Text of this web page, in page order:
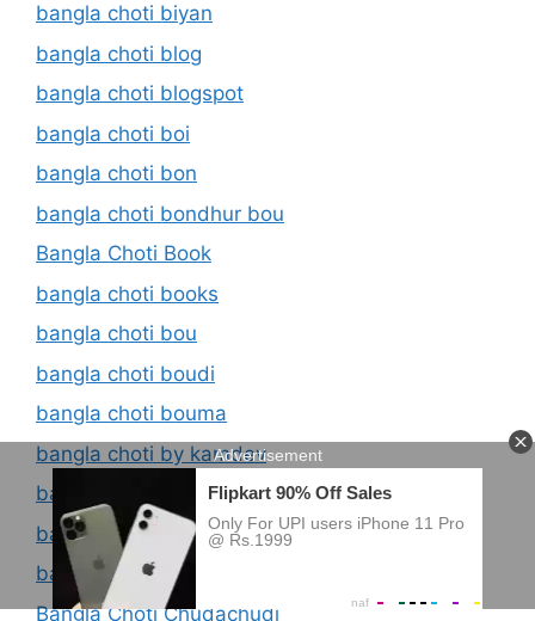
bangla choti biyan
bangla choti blog
bangla choti blogspot
bangla choti boi
bangla choti bon
bangla choti bondhur bou
Bangla Choti Book
bangla choti books
bangla choti bou
bangla choti boudi
bangla choti bouma
bangla choti by kamdev
bangla choti chachi
bangla choti chaci
bangla choti choto bon
Bangla Choti Chudachudi